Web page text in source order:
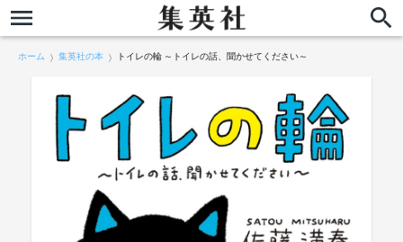
ホーム 集英社の本 トイレの輪 ～トイレの話、聞かせてください～